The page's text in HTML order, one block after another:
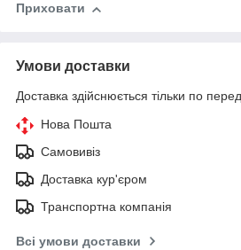
Приховати
Умови доставки
Доставка здійснюється тільки по
Нова Пошта
Самовивіз
Доставка кур'єром
Транспортна компанія
Всі умови доставки